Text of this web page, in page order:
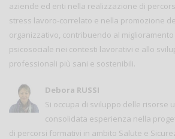
aziende ed enti nella realizzazione di
stress lavoro-correlato e nella promozione
organizzativo, contribuendo al
psicosociale nei contesti lavorativi e allo
professionali più sani e sostenibili.
Debora RUSSI
Si occupa di sviluppo delle risorse
consolidata esperienza nella
di percorsi formativi in ambito Salute e